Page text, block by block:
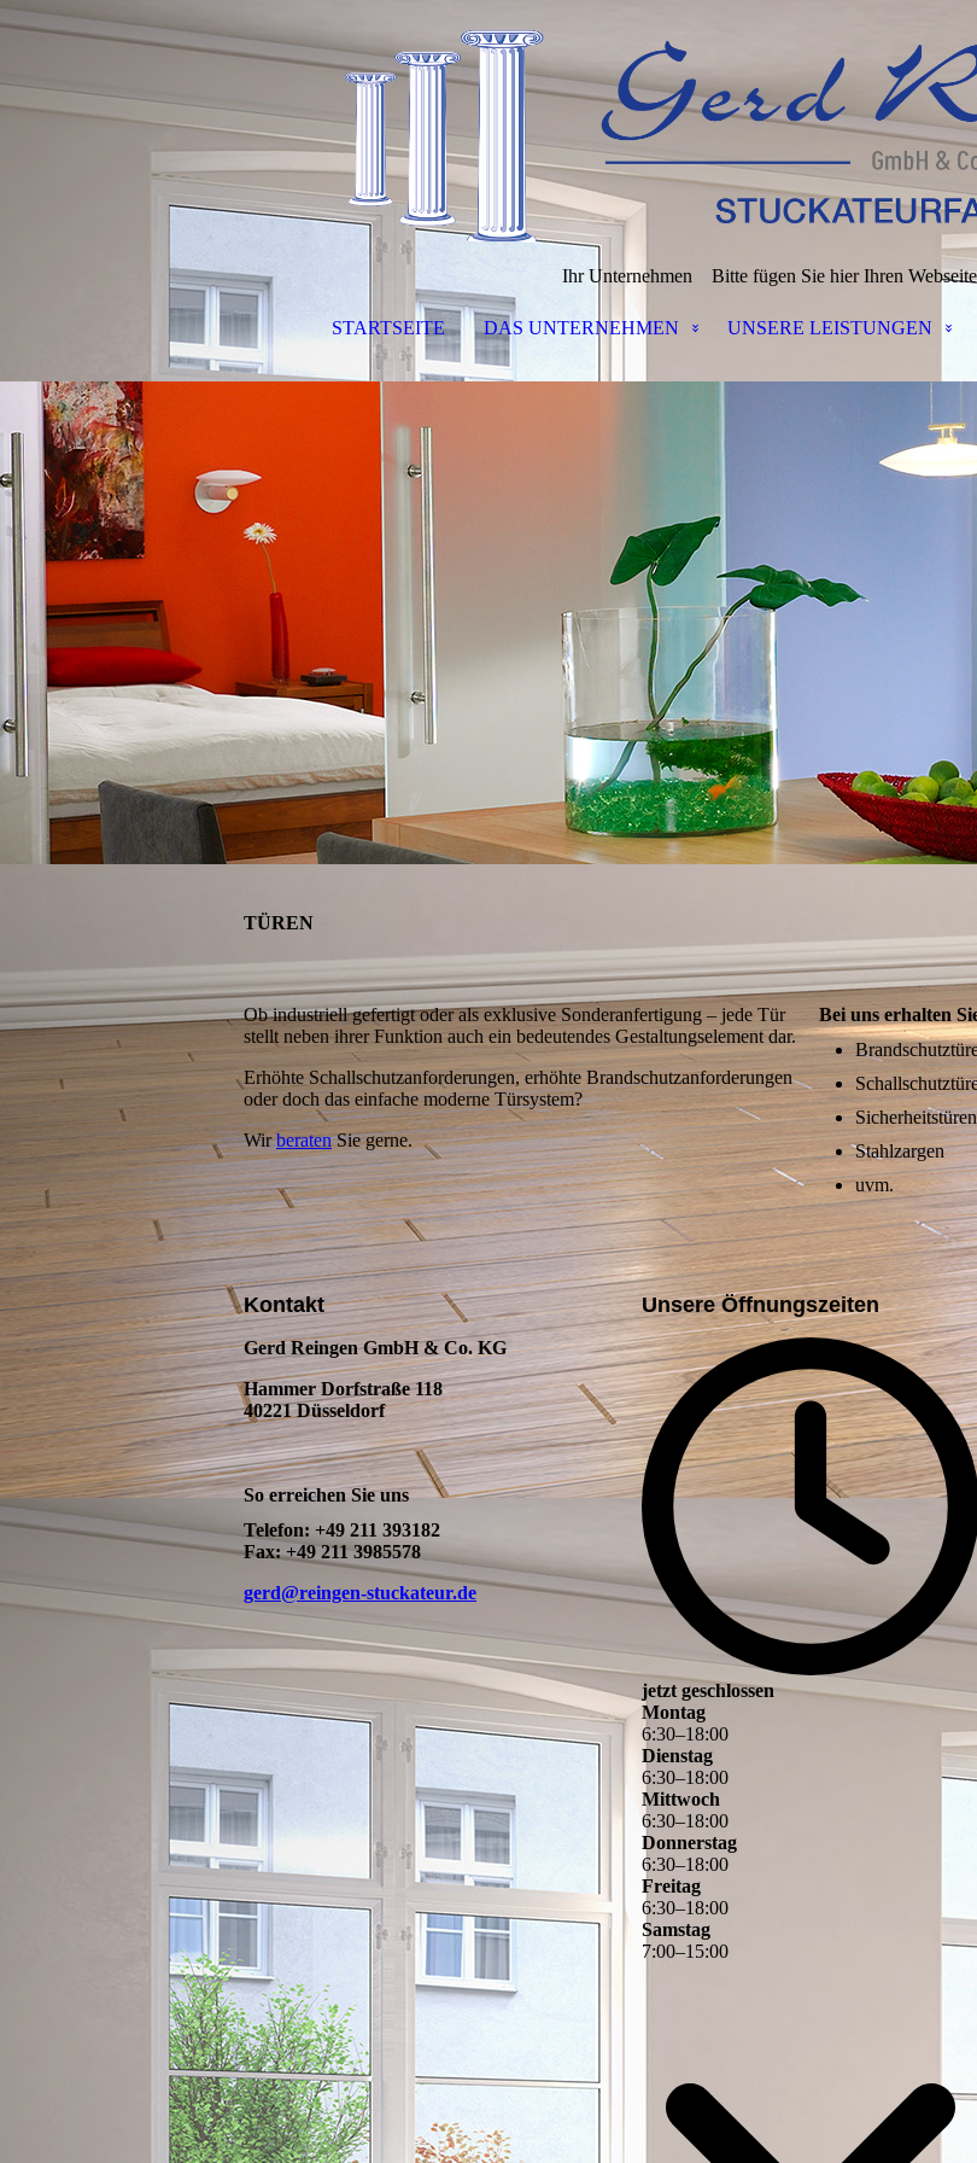
Ihr Unternehmen Bitte fügen Sie hier Ihren
STARTSEITE DAS UNTERNEHMEN UNSERE LEISTUNGEN
TÜREN
Ob industriell gefertigt oder als exklusive Sonderanfertigung – jede Tür
stellt neben ihrer Funktion auch ein bedeutendes Gestaltungselement dar.
Erhöhte Schallschutzanforderungen, erhöhte Brandschutz­anforderungen
oder doch das einfache moderne Türsystem?
WirberatenSie gerne.
Bei uns erhalten
Sicherheitstüren
Stahlzargen
uvm.
Kontakt
Gerd Reingen GmbH & Co. KG
Hammer Dorfstraße 118
40221 Düsseldorf
So erreichen Sie uns
Telefon: +49 211 393182
Fax: +49 211 3985578
gerd@reingen-stuckateur.de
Unsere Öffnungszeiten
jetzt geschlossen
Montag
6:30–18:00
Dienstag
6:30–18:00
Mittwoch
6:30–18:00
Donnerstag
6:30–18:00
Freitag
6:30–18:00
Samstag
7:00–15:00